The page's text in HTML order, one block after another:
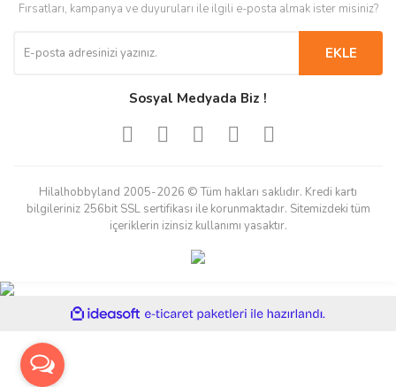
Fırsatları, kampanya ve duyuruları ile ilgili e-posta almak ister misiniz?
EKLE
Sosyal Medyada Biz !
Hilalhobbyland 2005-2026 © Tüm hakları saklıdır. Kredi kartı
bilgileriniz 256bit SSL sertifikası ile korunmaktadır. Sitemizdeki tüm
içeriklerin izinsiz kullanımı yasaktır.
ideasoft
e-